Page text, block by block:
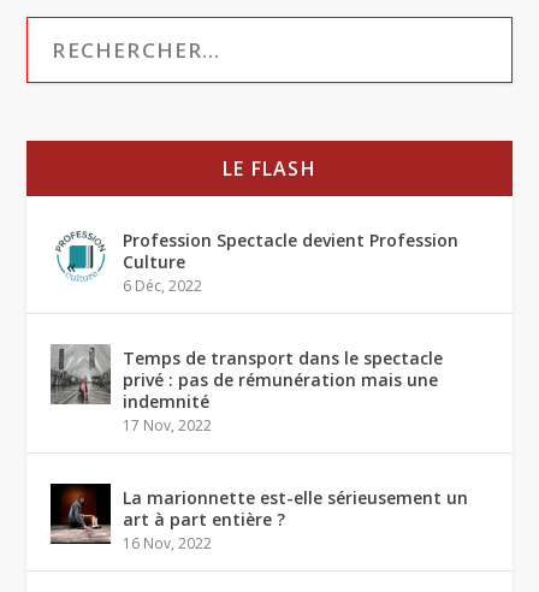
LE FLASH
Profession Spectacle devient Profession
Culture
6 Déc, 2022
Temps de transport dans le spectacle
privé : pas de rémunération mais une
indemnité
17 Nov, 2022
La marionnette est-elle sérieusement un
art à part entière ?
16 Nov, 2022